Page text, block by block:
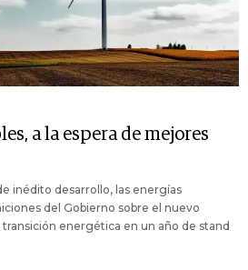
a la espera de mejores
inédito desarrollo, las energías
del Gobierno sobre el nuevo
energética en un año de stand